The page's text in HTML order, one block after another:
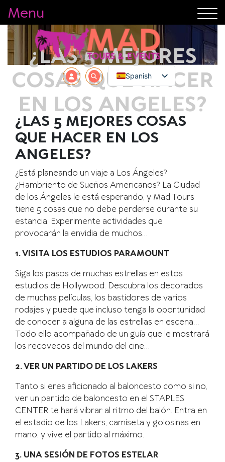
Menu
Spanish
¿LAS 5 MEJORES
COSAS QUE HACER
EN LOS ANGELES?
¿LAS 5 MEJORES COSAS
QUE HACER EN LOS
ANGELES?
¿Está planeando un viaje a Los Ángeles?
¿Hambriento de Sueños Americanos? La Ciudad
de los Ángeles le está esperando, y Mad Tours
tiene 5 cosas que no debe perderse durante su
estancia. Experimente actividades que
provocarán la envidia de muchos…
1. VISITA LOS ESTUDIOS PARAMOUNT
Siga los pasos de muchas estrellas en estos
estudios de Hollywood. Descubra los decorados
de muchas películas, los bastidores de varios
rodajes y puede que incluso tenga la oportunidad
de conocer a alguna de las estrellas en escena…
Todo ello acompañado de un guía que le mostrará
los recovecos del mundo del cine…
2. VER UN PARTIDO DE LOS LAKERS
Tanto si eres aficionado al baloncesto como si no,
ver un partido de baloncesto en el STAPLES
CENTER te hará vibrar al ritmo del balón. Entra en
el estadio de los Lakers, camiseta y golosinas en
mano, y vive el partido al máximo.
3. UNA SESIÓN DE FOTOS ESTELAR